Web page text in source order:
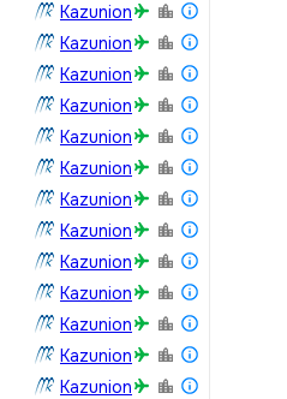
Kazunion
Kazunion
Kazunion
Kazunion
Kazunion
Kazunion
Kazunion
Kazunion
Kazunion
Kazunion
Kazunion
Kazunion
Kazunion